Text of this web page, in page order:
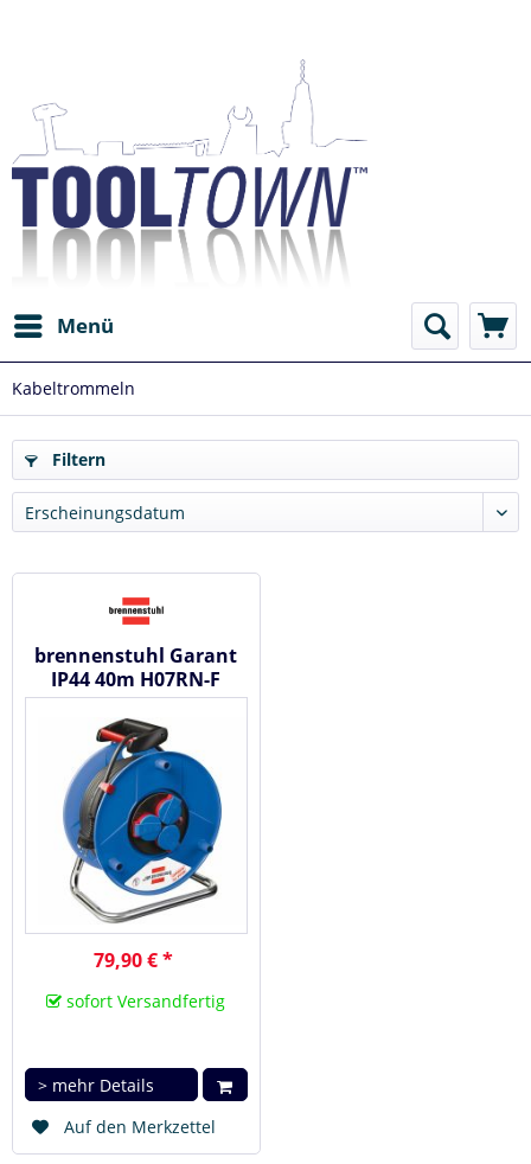
Menü
Kabeltrommeln
Filtern
brennenstuhl Garant
IP44 40m H07RN-F
3G1,5 - Baustellen
Kabeltrommel
79,90 € *
sofort Versandfertig
> mehr Details
Auf den Merkzettel